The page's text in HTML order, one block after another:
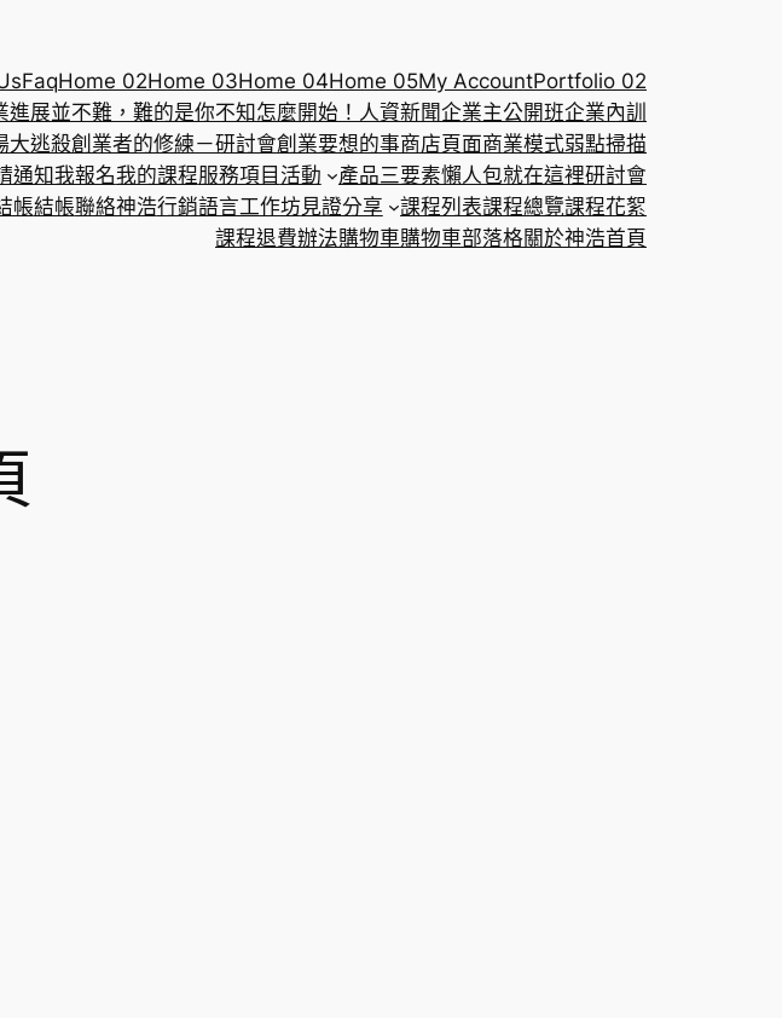
FaqHome 02Home 03Home 04Home 05My AccountPortfolio 02
進展並不難，難的是你不知怎麼開始！ 人資新聞企業主公開班企業內訓
大逃殺創業者的修練－研討會創業要想的事商店頁面商業模式弱點掃描
通知我報名我的課程服務項目 活動 產品三要素懶人包就在這裡研討會
帳結帳聯絡神浩行銷語言工作坊見證分享 課程列表課程總覽課程花絮
課程退費辦法購物車購物車部落格關於神浩首頁
p>